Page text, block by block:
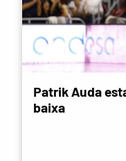
Patrik Auda
baixa